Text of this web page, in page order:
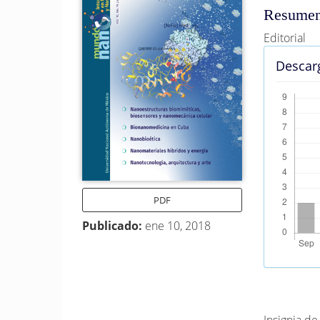
del
artículo
PDF
Publicado: ene 10, 2018
del
Editorial